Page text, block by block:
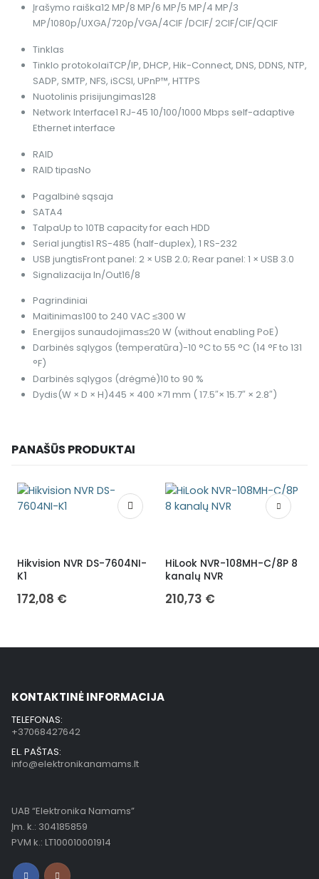
Įrašymo raiška12 MP/8 MP/6 MP/5 MP/4 MP/3
MP/1080p/UXGA/720p/VGA/4CIF /DCIF/ 2CIF/CIF/QCIF
Tinklas
Tinklo protokolaiTCP/IP, DHCP, Hik-Connect, DNS, DDNS, NTP,
SADP, SMTP, NFS, iSCSI, UPnP™, HTTPS
Nuotolinis prisijungimas128
Network Interface1 RJ-45 10/100/1000 Mbps self-adaptive
Ethernet interface
RAID
RAID tipasNo
Pagalbinė sąsaja
SATA4
TalpaUp to 10TB capacity for each HDD
Serial jungtis1 RS-485 (half-duplex), 1 RS-232
USB jungtisFront panel: 2 × USB 2.0; Rear panel: 1 × USB 3.0
Signalizacija In/Out16/8
Pagrindiniai
Maitinimas100 to 240 VAC ≤300 W
Energijos sunaudojimas≤20 W (without enabling PoE)
Darbinės sąlygos (temperatūra)-10 °C to 55 °C (14 °F to 131
°F)
Darbinės sąlygos (drėgmė)10 to 90 %
Dydis(W × D × H)445 × 400 ×71 mm ( 17.5″× 15.7″ × 2.8″)
PANAŠŪS PRODUKTAI
Hikvision NVR DS-7604NI-
K1
172,08 €
HiLook NVR-108MH-C/8P 8
kanalų NVR
210,73 €
KONTAKTINĖ INFORMACIJA
TELEFONAS:
+37068427642
EL. PAŠTAS:
info@elektronikanamams.lt
UAB “Elektronika Namams”
Įm. k.: 304185859
PVM k.: LT100010001914